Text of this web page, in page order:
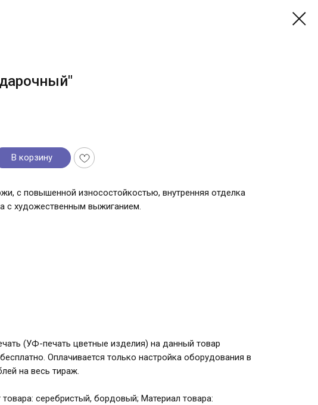
В корзину
с повышенной износостойкостью, внутренняя отделка
с художественным выжиганием.
(УФ-печать цветные изделия) на данный товар
Оплачивается только настройка оборудования в
на весь тираж.
товара: серебристый, бордовый; Материал товара: